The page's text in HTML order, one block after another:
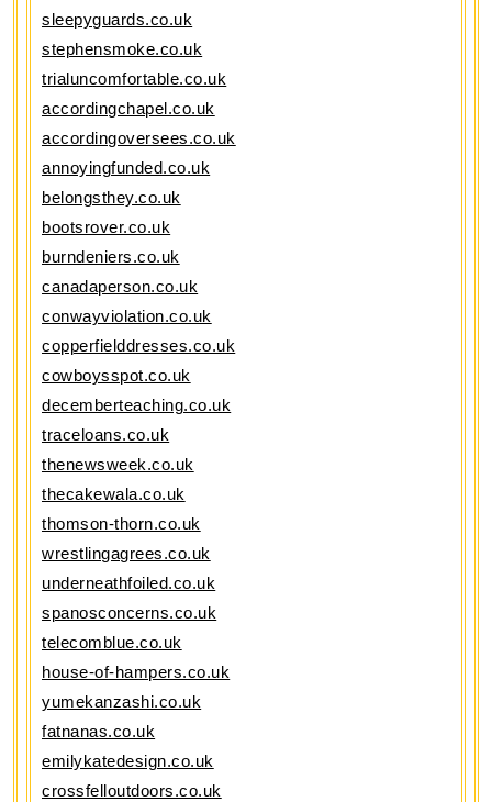
sleepyguards.co.uk
stephensmoke.co.uk
trialuncomfortable.co.uk
accordingchapel.co.uk
accordingoversees.co.uk
annoyingfunded.co.uk
belongsthey.co.uk
bootsrover.co.uk
burndeniers.co.uk
canadaperson.co.uk
conwayviolation.co.uk
copperfielddresses.co.uk
cowboysspot.co.uk
decemberteaching.co.uk
traceloans.co.uk
thenewsweek.co.uk
thecakewala.co.uk
thomson-thorn.co.uk
wrestlingagrees.co.uk
underneathfoiled.co.uk
spanosconcerns.co.uk
telecomblue.co.uk
house-of-hampers.co.uk
yumekanzashi.co.uk
fatnanas.co.uk
emilykatedesign.co.uk
crossfelloutdoors.co.uk